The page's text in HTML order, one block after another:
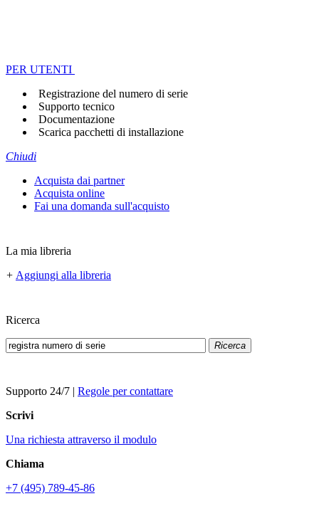
PER UTENTI
Registrazione del numero di serie
Supporto tecnico
Documentazione
Scarica pacchetti di installazione
Chiudi
Acquista dai partner
Acquista online
Fai una domanda sull'acquisto
La mia libreria
+ Aggiungi alla libreria
Ricerca
Ricerca
Supporto 24/7 | Regole per contattare
Scrivi
Una richiesta attraverso il modulo
Chiama
+7 (495) 789-45-86